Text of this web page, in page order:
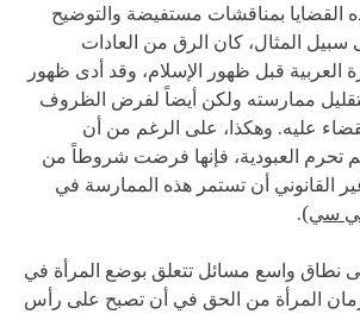
بمناقشات مستفيضة والتوضيح
سبيل المثال، كان الرق من العادات
العربية قبل ظهور الإسلام، وقد أدى ظهور
ممارسته ولكن أيضاً لفرض الظروف
عليه. وهكذا، على الرغم من أن
تحرم العبودية، فإنها فرضت شروطاً من
القانوني أن تستمر هذه الممارسة في
سي).
نطاق واسع مسائل تتعلق بوضع المرأة في
المرأة من الحق في أن تصبح على رأس